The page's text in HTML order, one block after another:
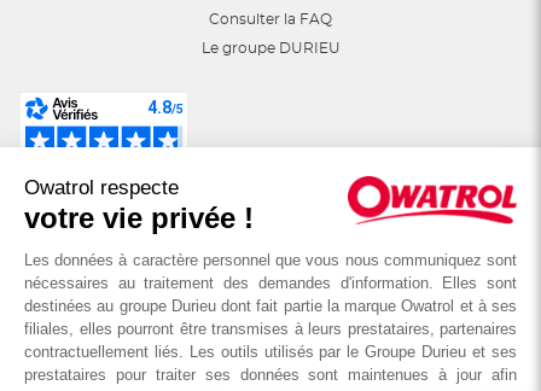
Owatrol respecte
votre vie privée !
Les données à caractère personnel que vous nous communiquez sont
nécessaires au traitement des demandes d'information. Elles sont
destinées au groupe Durieu dont fait partie la marque Owatrol et à ses
filiales, elles pourront être transmises à leurs prestataires, partenaires
contractuellement liés. Les outils utilisés par le Groupe Durieu et ses
prestataires pour traiter ses données sont maintenues à jour afin
Consulter la FAQ
Le groupe DURIEU
Suivez-nous sur les réseaux sociaux :
astuces, jeux, promotions…